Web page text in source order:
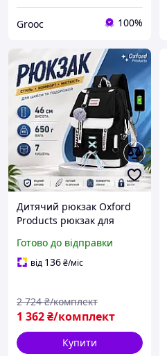
Grooc 100%
Дитячий рюкзак Oxford
Products рюкзак для
шкільні рюкзаки для
середньої школи 650 г
Готово до відправки
від 136₴/міс
1 362₴/комплект
2 724 ₴/комплект
Купити